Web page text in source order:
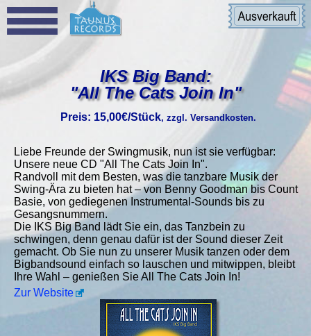
IKS Big Band:
"All The Cats Join In"
Preis: 15,00€/Stück, zzgl. Versandkosten.
Liebe Freunde der Swingmusik, nun ist sie verfügbar:
Unsere neue CD "All The Cats Join In".
Randvoll mit dem Besten, was die tanzbare Musik der
Swing-Ära zu bieten hat – von Benny Goodman bis Count
Basie, von gediegenen Instrumental-Sounds bis zu
Gesangsnummern.
Die IKS Big Band lädt Sie ein, das Tanzbein zu
schwingen, denn genau dafür ist der Sound dieser Zeit
gemacht. Ob Sie nun zu unserer Musik tanzen oder dem
Bigbandsound einfach so lauschen und mitwippen, bleibt
Ihre Wahl – genießen Sie All The Cats Join In!
Zur Website